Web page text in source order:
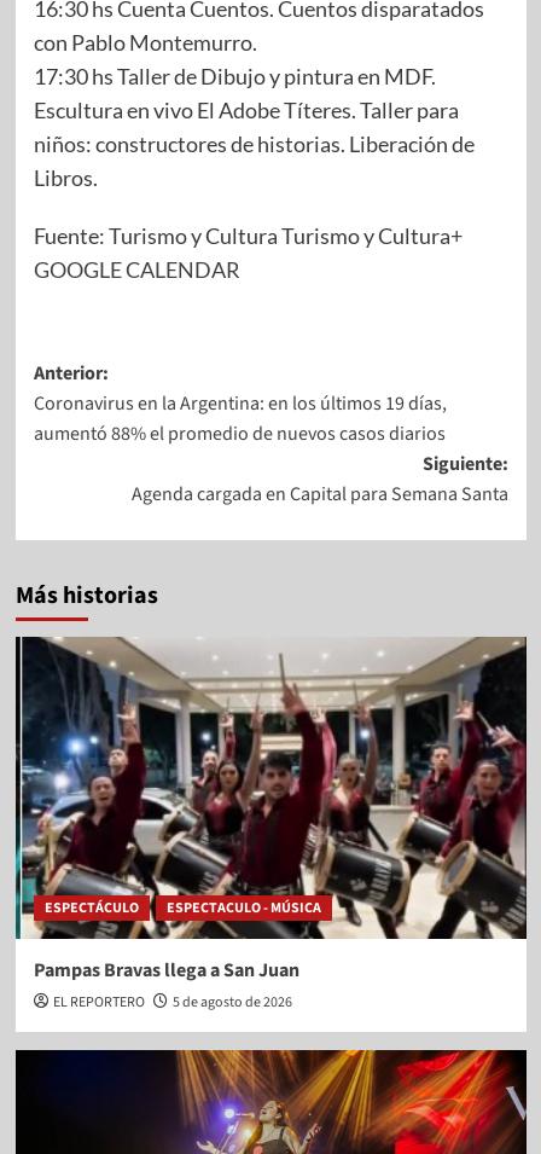
16:30 hs Cuenta Cuentos. Cuentos disparatados
con Pablo Montemurro.
17:30 hs Taller de Dibujo y pintura en MDF.
Escultura en vivo El Adobe Títeres. Taller para
niños: constructores de historias. Liberación de
Libros.
Fuente: Turismo y Cultura Turismo y Cultura+
GOOGLE CALENDAR
Anterior:
Coronavirus en la Argentina: en los últimos 19 días,
aumentó 88% el promedio de nuevos casos diarios
Siguiente:
Agenda cargada en Capital para Semana Santa
Más historias
ESPECTÁCULO ESPECTACULO - MÚSICA
Pampas Bravas llega a San Juan
EL REPORTERO 5 de agosto de 2026